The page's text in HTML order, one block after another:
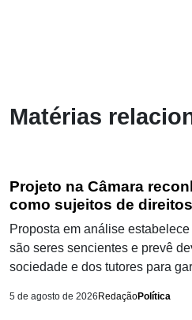
Matérias
Projeto na Câmara
como sujeitos de
Proposta em análise
são seres sencientes e prevê
sociedade e dos tutores para
5 de agosto de 2026 RedaçãoPolítica